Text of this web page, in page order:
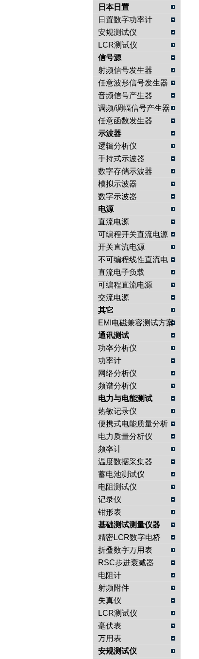
日本日置
日置数字功率计
安规测试仪
LCR测试仪
信号源
射频信号发生器
任意波形信号发生器
音频信号产生器
调频/调幅信号产生器
任意函数发生器
示波器
逻辑分析仪
手持式示波器
数字存储示波器
模拟示波器
数字示波器
电源
直流电源
可编程开关直流电源
开关直流电源
不可编程线性直流电
源
直流电子负载
可编程直流电源
交流电源
其它
EMI电磁兼容测试方案
通讯测试
功率分析仪
功率计
网络分析仪
频谱分析仪
电力与电能测试
热敏记录仪
便携式电能质量分析
仪
电力质量分析仪
频率计
温度数据采集器
蓄电池测试仪
电阻测试仪
记录仪
钳形表
基础测试测量仪器
精密LCR数字电桥
折叠数字万用表
RSC步进衰减器
电阻计
射频附件
失真仪
LCR测试仪
毫伏表
万用表
安规测试仪